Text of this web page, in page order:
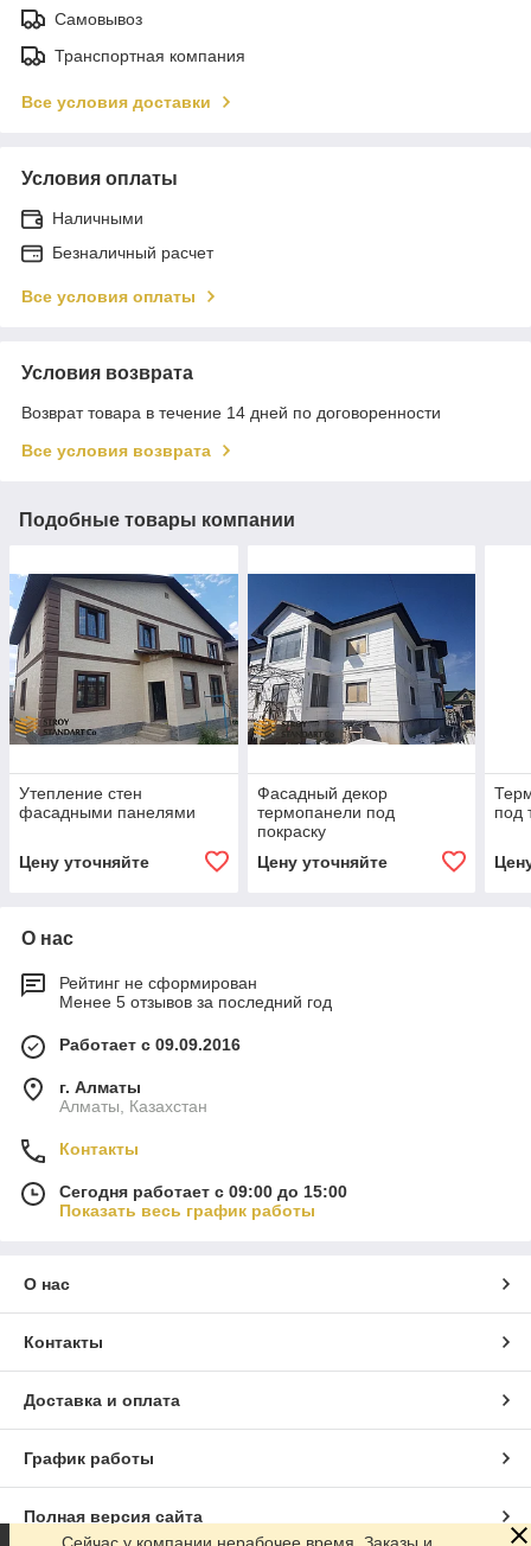
Самовывоз
Транспортная компания
Все условия доставки
Условия оплаты
Наличными
Безналичный расчет
Все условия оплаты
Условия возврата
Возврат товара в течение 14 дней по договоренности
Все условия возврата
Подобные товары компании
Утепление стен
фасадными панелями
Цену уточняйте
Фасадный декор
термопанели под
покраску
Цену уточняйте
под
О нас
Рейтинг не сформирован
Менее 5 отзывов за последний год
Работает с 09.09.2016
г. Алматы
Алматы, Казахстан
Контакты
Сегодня работает с 09:00 до 15:00
Показать весь график работы
О нас
Контакты
Доставка и оплата
График работы
Полная версия сайта